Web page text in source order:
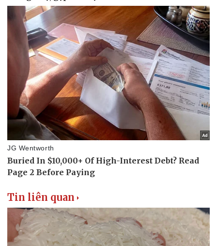
Thể thao
Bóng đá
Lịch thi đấu bóng đá
Thế giới thể thao
eSports
Hậu trường
Ô tô - Xe máy
Ô tô
Xe máy
Tư vấn
Tin liên quan